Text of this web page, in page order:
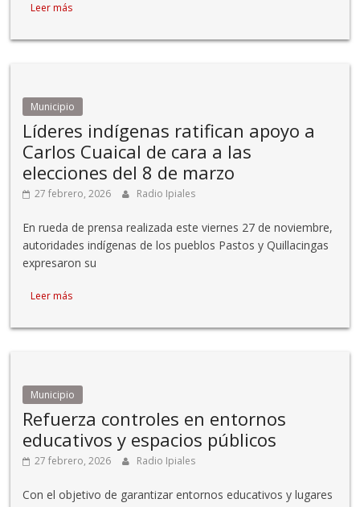
Leer más
Municipio
Líderes indígenas ratifican apoyo a
Carlos Cuaical de cara a las
elecciones del 8 de marzo
27 febrero, 2026 Radio Ipiales
En rueda de prensa realizada este viernes 27 de noviembre,
autoridades indígenas de los pueblos Pastos y Quillacingas
expresaron su
Leer más
Municipio
Refuerza controles en entornos
educativos y espacios públicos
27 febrero, 2026 Radio Ipiales
Con el objetivo de garantizar entornos educativos y lugares